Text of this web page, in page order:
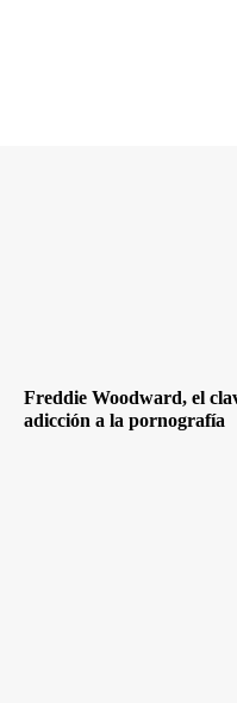
Freddie Woodward, el
adicción a la pornografía